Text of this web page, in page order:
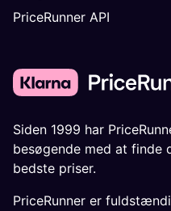
PriceRunner API
Siden 1999 har
besøgende med at finde
bedste priser.
PriceRunner er